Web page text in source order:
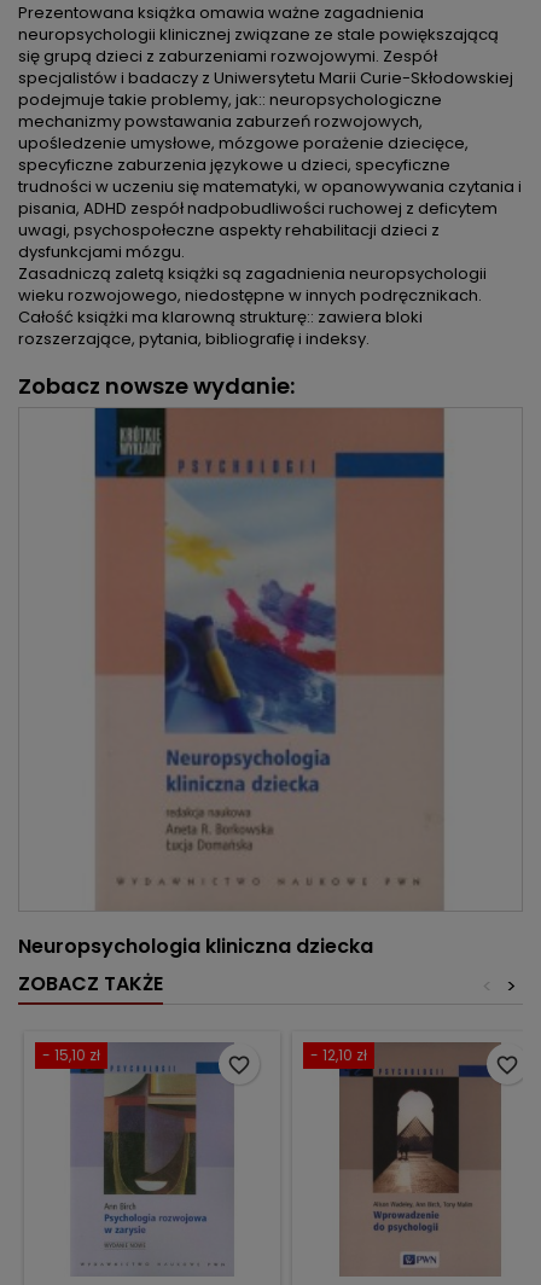
Prezentowana książka omawia ważne zagadnienia
neuropsychologii klinicznej związane ze stale powiększającą
się grupą dzieci z zaburzeniami rozwojowymi. Zespół
specjalistów i badaczy z Uniwersytetu Marii Curie-Skłodowskiej
podejmuje takie problemy, jak:: neuropsychologiczne
mechanizmy powstawania zaburzeń rozwojowych,
upośledzenie umysłowe, mózgowe porażenie dziecięce,
specyficzne zaburzenia językowe u dzieci, specyficzne
trudności w uczeniu się matematyki, w opanowywania czytania i
pisania, ADHD zespół nadpobudliwości ruchowej z deficytem
uwagi, psychospołeczne aspekty rehabilitacji dzieci z
dysfunkcjami mózgu.
Zasadniczą zaletą książki są zagadnienia neuropsychologii
wieku rozwojowego, niedostępne w innych podręcznikach.
Całość książki ma klarowną strukturę:: zawiera bloki
rozszerzające, pytania, bibliografię i indeksy.
Zobacz nowsze wydanie:
Neuropsychologia kliniczna dziecka
ZOBACZ TAKŻE
>
<
- 15,10 zł favorite_border - 12,10 zł favorite_border